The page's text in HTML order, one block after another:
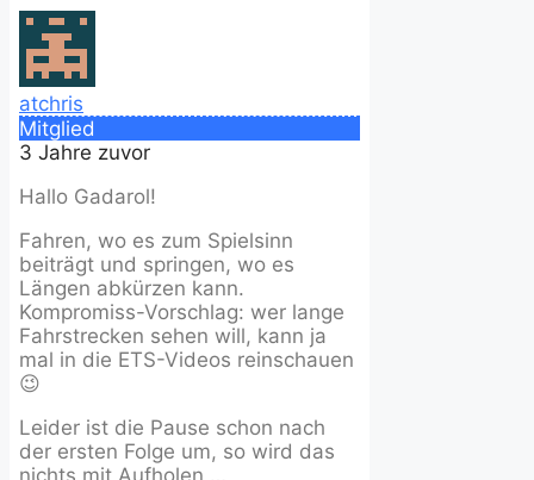
atchris
Mitglied
3 Jahre zuvor
Hallo Gadarol!
Fahren, wo es zum Spielsinn
beiträgt und springen, wo es
Längen abkürzen kann.
Kompromiss-Vorschlag: wer lange
Fahrstrecken sehen will, kann ja
mal in die ETS-Videos reinschauen
😉
Leider ist die Pause schon nach
der ersten Folge um, so wird das